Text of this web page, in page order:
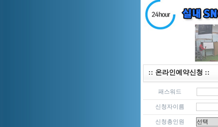
:: 온라인예약신청 ::
패스워드
신청자이름
신청총인원